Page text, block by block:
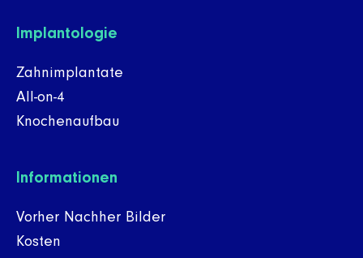
Implantologie
Zahnimplantate
All-on-4
Knochenaufbau
Informationen
Vorher Nachher Bilder
Kosten